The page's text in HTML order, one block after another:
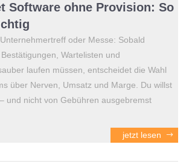
Software ohne Provision: So
oder Messe: Sobald
Wartelisten und
laufen müssen, entscheidet die Wahl
über Nerven, Umsatz und Marge. Du willst
und nicht von Gebühren ausgebremst
jetzt lesen